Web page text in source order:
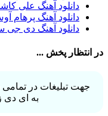
آرش عزیزی1
آرش عنقا1
آرش فرخزاد1
آرش قیصر خواه
آرش کسری1
آرش کیهان1
دانلود آهنگ علی
دانلود آهنگ پرهام
دانلود آهنگ دی جی
در انتظار پخش ...
جهت تبلیغات در
به ای دی